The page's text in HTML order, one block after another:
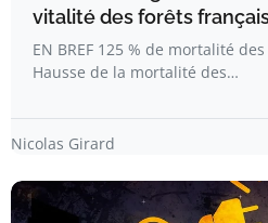
vitalité des forêts
EN BREF 125 % de mortalité
Hausse de la mortalité des…
Nicolas Girard